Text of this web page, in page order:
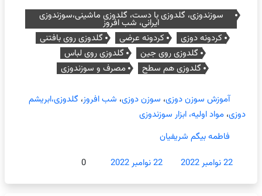
سوزندوزی، گلدوزی با دست، گلدوزی ماشینی،سوزندوزی
ایرانی، شب افروز
کردونه دوزی
کردونه عرضی
گلدوزی روی بافتنی
گلدوزی روی جین
گلدوزی روی لباس
گلدوزی هم سطح
مصرف و سوزندوزی
آموزش سوزن دوزی، سوزن دوزی، شب افروز،گلدوزی،ابریشم
دوزی،مواد اولیه، ابزار سوزندوزی
فاطمه بیگم شریفیان
22 نوامبر 2022
22 نوامبر 2022 0